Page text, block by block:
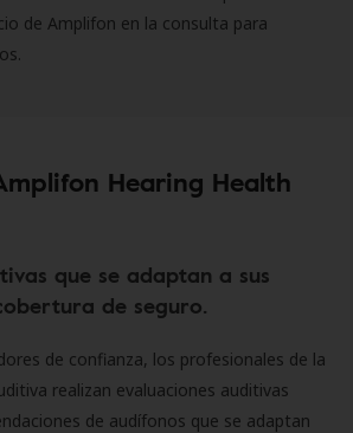
de Amplifon en la consulta para
Hearing Health
que se adaptan a sus
de seguro.
de confianza, los profesionales de la
realizan evaluaciones auditivas
de audífonos que se adaptan